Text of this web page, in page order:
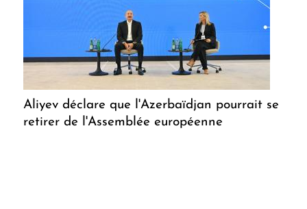
Aliyev déclare que l'Azerbaïdjan pourrait se
retirer de l'Assemblée européenne